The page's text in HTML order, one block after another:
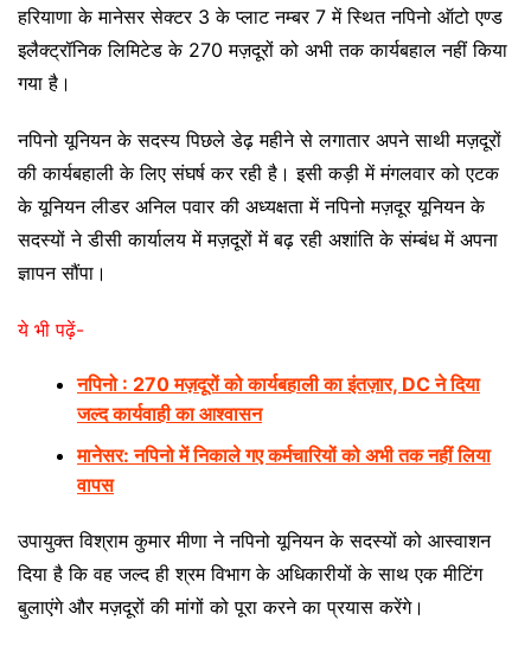
हरियाणा के मानेसर सेक्टर 3 के प्लाट नम्बर 7 में स्थित नपिनो ऑटो एण्ड
इलैक्ट्रॉनिक लिमिटेड के 270 मज़दूरों को अभी तक कार्यबहाल नहीं किया
गया है।
नपिनो यूनियन के सदस्य पिछले डेढ़ महीने से लगातार अपने साथी मज़दूरों
की कार्यबहाली के लिए संघर्ष कर रही है। इसी कड़ी में मंगलवार को एटक
के यूनियन लीडर अनिल पवार की अध्यक्षता में नपिनो मज़दूर यूनियन के
सदस्यों ने डीसी कार्यालय में मज़दूरों में बढ़ रही अशांति के संम्बंध में अपना
ज्ञापन सौंपा।
ये भी पढ़ें-
नपिनो : 270 मज़दूरों को कार्यबहाली का इंतज़ार, DC ने दिया
जल्द कार्यवाही का आश्वासन
मानेसर: नपिनो में निकाले गए कर्मचारियों को अभी तक नहीं लिया
वापस
उपायुक्त विश्राम कुमार मीणा ने नपिनो यूनियन के सदस्यों को आस्वाशन
दिया है कि वह जल्द ही श्रम विभाग के अधिकारीयों के साथ एक मीटिंग
बुलाएंगे और मज़दूरों की मांगों को पूरा करने का प्रयास करेंगे।